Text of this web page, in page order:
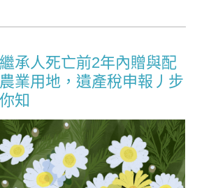
承人死亡前2年內贈與配
業用地，遺產稅申報丿步
知